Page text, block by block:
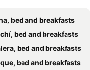
Bed & Breakfast
Getaway Movstar Arena
- Hab Doble
bed and breakfasts
bed and breakfasts
bed and breakfasts
bed and breakfasts